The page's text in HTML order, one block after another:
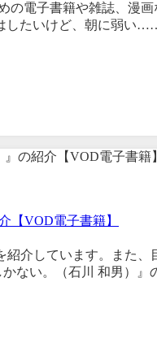
電子書籍や雑誌、漫
したいけど、朝に弱
【VOD電子書籍】
介しています。また
ない。（石川 和男）